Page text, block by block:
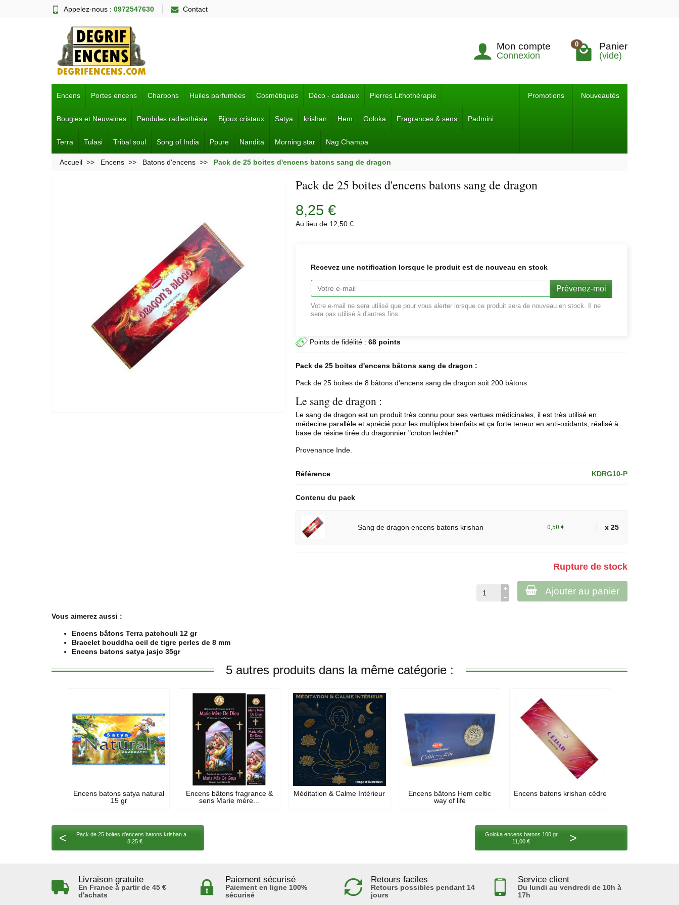
Appelez-nous : 0972547630 Contact
Mon compte
Connexion
0 Panier
(vide)
Encens Portes encens Charbons Huiles parfumées Cosmétiques Déco - cadeaux Pierres Lithothérapie
Bougies et Neuvaines Pendules radiesthésie Bijoux cristaux Satya krishan Hem Goloka Fragrances & sens Padmini
Terra Tulasi Tribal soul Song of India Ppure Nandita Morning star Nag Champa
Promotions Nouveautés
Accueil Encens Batons d'encens Pack de 25 boites d'encens batons sang de dragon
Pack de 25 boites d'encens batons sang de dragon
8,25 €
Au lieu de 12,50 €
Recevez une notification lorsque le produit est de nouveau en stock
Prévenez-moi
Votre e-mail ne sera utilisé que pour vous alerter lorsque ce produit sera de nouveau en stock. Il ne
sera pas utilisé à d'autres fins.
Points de fidélité :68 points
Pack de 25 boites d'encens bâtons sang de dragon :
Pack de 25 boites de 8 bâtons d'encens sang de dragon soit 200 bâtons.
Le sang de dragon :
Le sang de dragon est un produit très connu pour ses vertues médicinales, il est très utilisé en
médecine parallèle et aprécié pour les multiples bienfaits et ça forte teneur en anti-oxidants, réalisé à
base de résine tirée du dragonnier "croton lechleri".
Provenance Inde.
Référence KDRG10-P
Contenu du pack
Sang de dragon encens batons krishan 0,50 € x 25
Rupture de stock
Ajouter au panier
Vous aimerez aussi :
Encens bâtons Terra patchouli 12 gr
Bracelet bouddha oeil de tigre perles de 8 mm
Encens batons satya jasjo 35gr
5 autres produits dans la même catégorie :
Encens batons satya natural
15 gr
Encens bâtons fragrance &
sens Marie mère...
Méditation & Calme Intérieur
Encens bâtons Hem celtic
way of life
Encens batons krishan cèdre
<
Pack de 25 boites d'encens batons krishan ambre santal
8,25 €
Goloka encens batons 100 gr
11,00 €
>
Livraison gratuite
En France à partir de 45 €
d'achats
Paiement sécurisé
Paiement en ligne 100%
sécurisé
Retours faciles
Retours possibles pendant 14
jours
Service client
Du lundi au vendredi de 10h à
17h